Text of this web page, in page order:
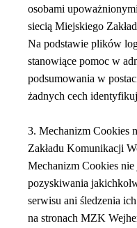
osobami
siecią Miejskiego
Na podstawie plików
stanowiące pomoc w
podsumowania w
żadnych cech
3. Mechanizm Cookies
Zakładu Komunikacji
Mechanizm Cookies
pozyskiwania
serwisu ani śledzenia
na stronach MZK